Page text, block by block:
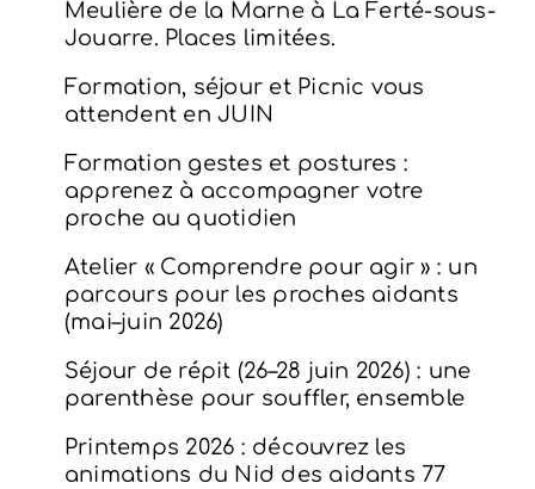
Meulière de la Marne à La Ferté-sous-
Jouarre. Places limitées.
Formation, séjour et Picnic vous
attendent en JUIN
Formation gestes et postures :
apprenez à accompagner votre
proche au quotidien
Atelier « Comprendre pour agir » : un
parcours pour les proches aidants
(mai–juin 2026)
Séjour de répit (26–28 juin 2026) : une
parenthèse pour souffler, ensemble
Printemps 2026 : découvrez les
animations du Nid des aidants 77